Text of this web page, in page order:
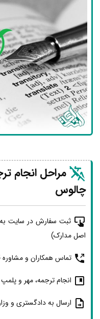
مراحل انجام
چالوس
ثبت سفارش در سایت
اصل مدارک)
تماس همکاران و مشاوره
انجام ترجمه، مهر و
ارسال به دادگستری و